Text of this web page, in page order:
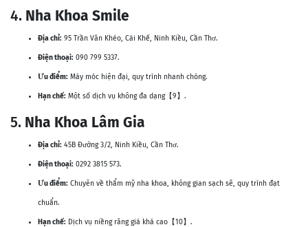
4. Nha Khoa Smile
Địa chỉ: 95 Trần Văn Khéo, Cái Khế, Ninh Kiều, Cần Thơ.
Điện thoại: 090 799 5337.
Ưu điểm: Máy móc hiện đại, quy trình nhanh chóng.
Hạn chế: Một số dịch vụ không đa dạng【9】.
5. Nha Khoa Lâm Gia
Địa chỉ: 45B Đường 3/2, Ninh Kiều, Cần Thơ.
Điện thoại: 0292 3815 573.
Ưu điểm: Chuyên về thẩm mỹ nha khoa, không gian sạch sẽ, quy trình đạt
chuẩn.
Hạn chế: Dịch vụ niềng răng giá khá cao【10】.